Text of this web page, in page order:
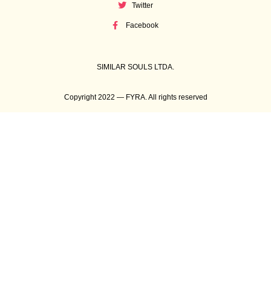
Twitter
Facebook
SIMILAR SOULS LTDA.
Copyright 2022 — FYRA. All rights reserved